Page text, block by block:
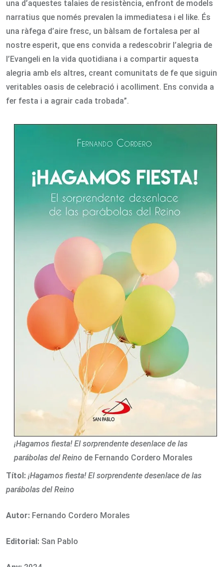
una d’aquestes talaies de resistència, enfront de models
narratius que només prevalen la immediatesa i el like. És
una ràfega d’aire fresc, un bàlsam de fortalesa per al
nostre esperit, que ens convida a redescobrir l’alegria de
l’Evangeli en la vida quotidiana i a compartir aquesta
alegria amb els altres, creant comunitats de fe que siguin
veritables oasis de celebració i acolliment. Ens convida a
fer festa i a agrair cada trobada”.
¡Hagamos fiesta! El sorprendente desenlace de las
parábolas del Reino de Fernando Cordero Morales
Títol: ¡Hagamos fiesta! El sorprendente desenlace de las
parábolas del Reino
Autor: Fernando Cordero Morales
Editorial: San Pablo